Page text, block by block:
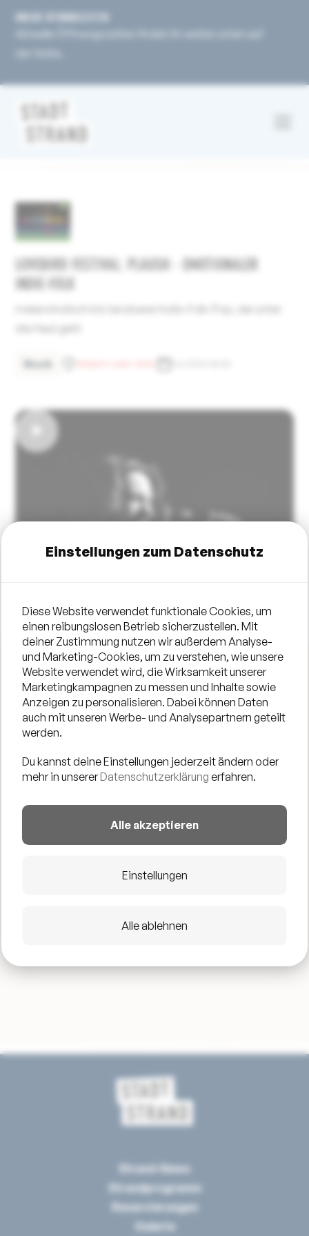
LOVEBIRD FESTIVAL: PLAUSH - EMOTIONALER
INDIE-FOLK
die Haut geht
Musik
WETTERBEDINGT ABGESAGT! NÄCHSTES KONZERT: SA, 6.6. -
16 UHR
PLAUSH. ist das Solo-Projekt des Singer-Songwriters
Jan Plausteiner, der bereits mit 17 Jahren begann,
eigene Songs als Ventil für Liebeskummer und
Mit seinen catchy Tunes begeistert er auf Festivals,
Song-Slam-Siege sowie Support-Shows für namhafte
um und erweitert seinen Sound mithilfe von
Strand-News
Strandprogramm
Reservierungen
Galerie
Einstellungen zum Datenschutz
Diese Website verwendet funktionale Cookies, um
einen reibungslosen Betrieb sicherzustellen. Mit
deiner Zustimmung nutzen wir außerdem Analyse-
und Marketing-Cookies, um zu verstehen, wie unsere
Website verwendet wird, die Wirksamkeit unserer
Marketingkampagnen zu messen und Inhalte sowie
Anzeigen zu personalisieren. Dabei können Daten
auch mit unseren Werbe- und Analysepartnern geteilt
werden.
Du kannst deine Einstellungen jederzeit ändern oder
mehr in unsererDatenschutzerklärung erfahren.
Alle akzeptieren
Einstellungen
Alle ablehnen